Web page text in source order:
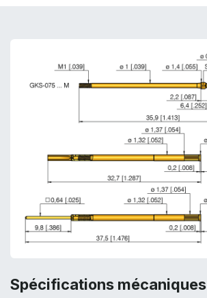
Spécifications mécaniques